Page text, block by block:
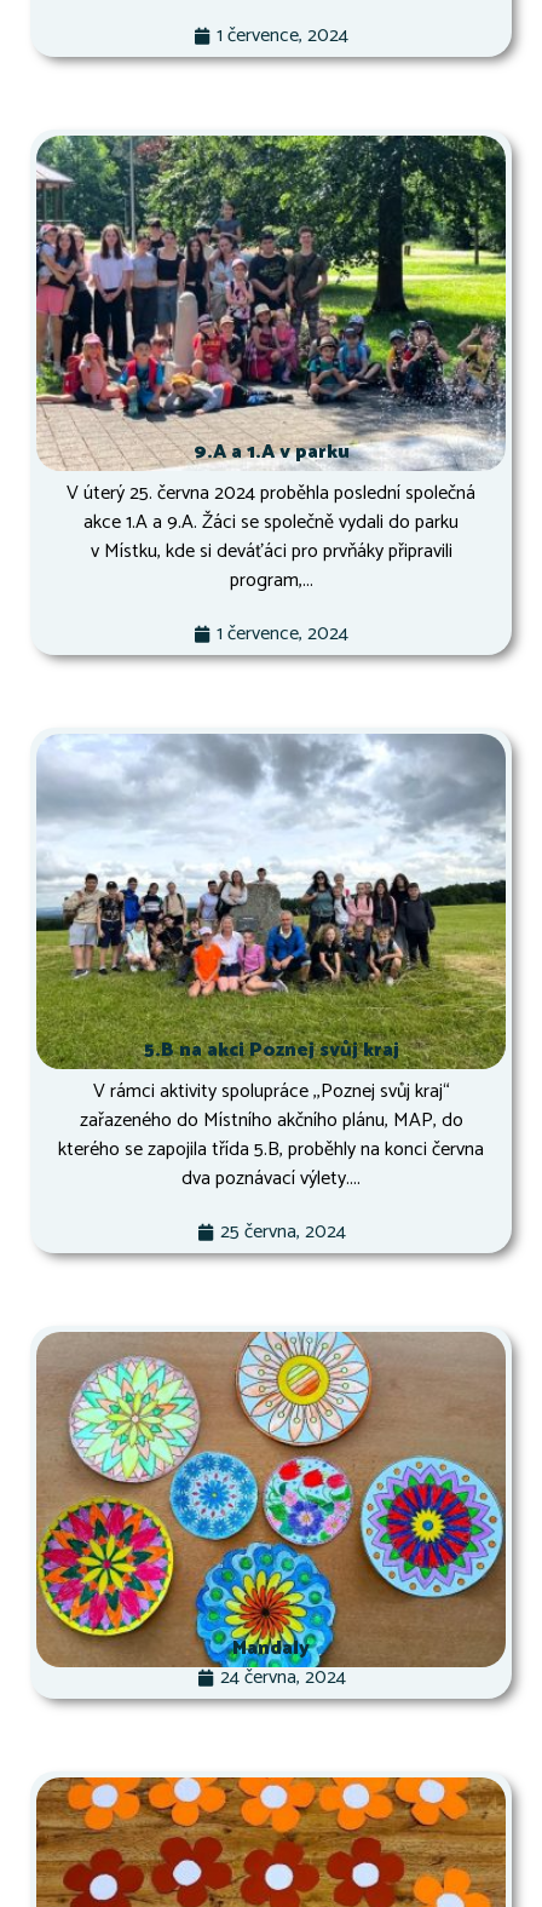
1 července, 2024
9.A a 1.A v parku
V úterý 25. června 2024 proběhla poslední společná
akce 1.A a 9.A. Žáci se společně vydali do parku
v Místku, kde si deváťáci pro prvňáky připravili
program,...
1 července, 2024
5.B na akci Poznej svůj kraj
V rámci aktivity spolupráce ,,Poznej svůj kraj“
zařazeného do Místního akčního plánu, MAP, do
kterého se zapojila třída 5.B, proběhly na konci června
dva poznávací výlety....
25 června, 2024
Mandaly
24 června, 2024